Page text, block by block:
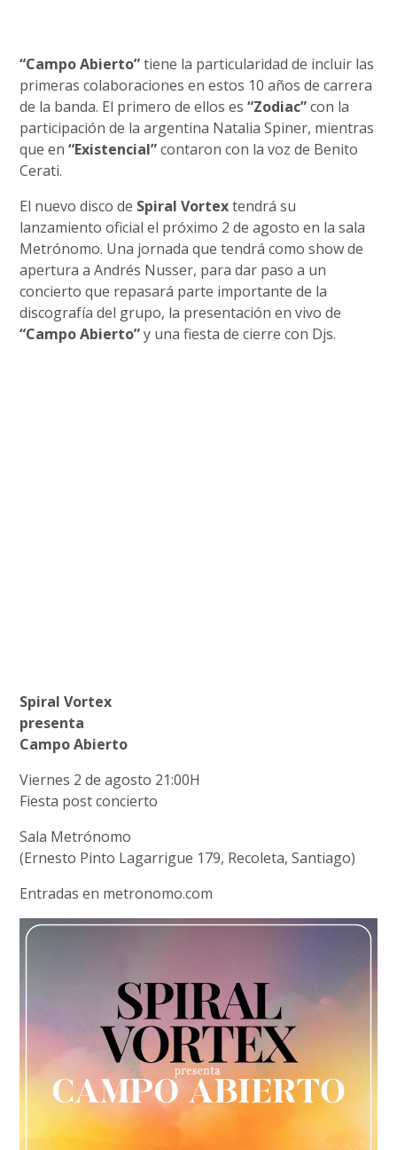
“Campo Abierto”tiene la particularidad de incluir las
primeras colaboraciones en estos 10 años de carrera
de la banda. El primero de ellos es“Zodiac”con la
participación de la argentina Natalia Spiner, mientras
que en“Existencial”contaron con la voz de Benito
Cerati.
El nuevo disco de Spiral Vortextendrá su
lanzamiento oficial el próximo 2 de agosto en la sala
Metrónomo. Una jornada que tendrá como show de
apertura a Andrés Nusser, para dar paso a un
concierto que repasará parte importante de la
discografía del grupo, la presentación en vivo de
“Campo Abierto”y una fiesta de cierre con Djs.
Spiral Vortex
presenta
Campo Abierto
Viernes 2 de agosto 21:00H
Fiesta post concierto
Sala Metrónomo
(Ernesto Pinto Lagarrigue 179, Recoleta, Santiago)
Entradas en metronomo.com